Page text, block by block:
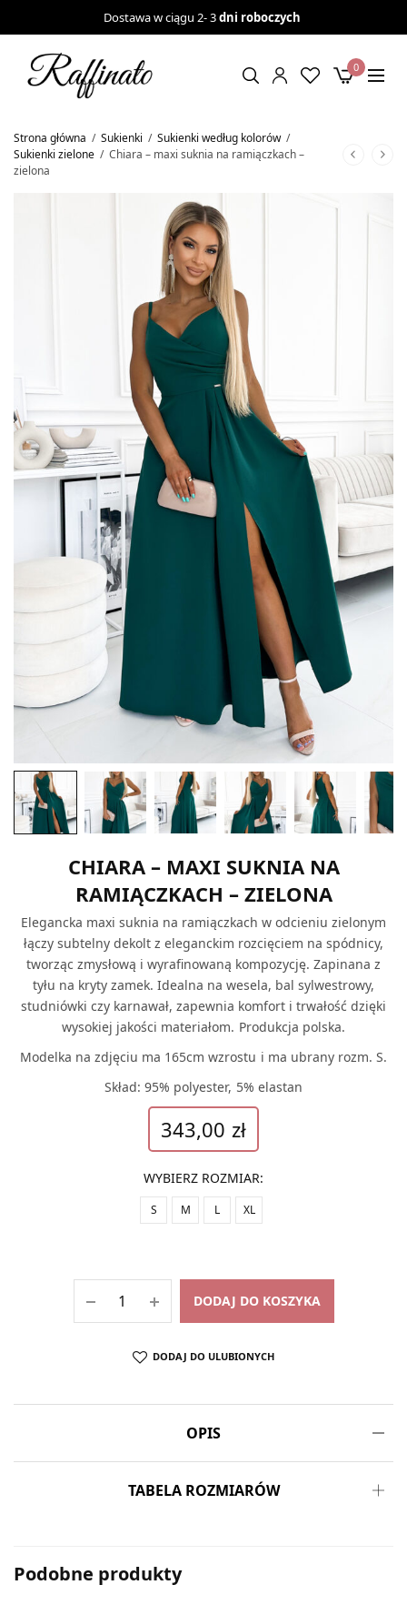
Dostawa w ciągu 2- 3dni roboczych
0
Strona główna / Sukienki / Sukienki według kolorów /
Sukienki zielone / Chiara – maxi suknia na ramiączkach –
zielona
CHIARA – MAXI SUKNIA NA
RAMIĄCZKACH – ZIELONA
Elegancka maxi suknia na ramiączkach w odcieniu zielonym
łączy subtelny dekolt z eleganckim rozcięciem na spódnicy,
tworząc zmysłową i wyrafinowaną kompozycję. Zapinana z
tyłu na kryty zamek. Idealna na wesela, bal sylwestrowy,
studniówki czy karnawał, zapewnia komfort i trwałość dzięki
wysokiej jakości materiałom. Produkcja polska.
Modelka na zdjęciu ma 165cm wzrostu i ma ubrany rozm. S.
Skład: 95% polyester, 5% elastan
343,00 zł
WYBIERZ ROZMIAR:
S M L XL
DODAJ DO KOSZYKA
DODAJ DO ULUBIONYCH
OPIS
TABELA ROZMIARÓW
Podobne produkty